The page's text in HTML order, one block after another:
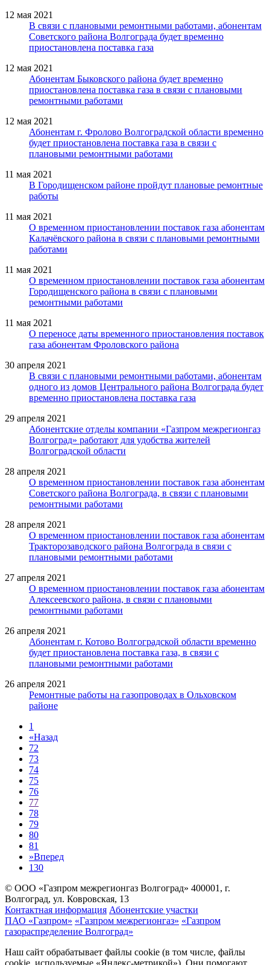
12 мая 2021
В связи с плановыми ремонтными работами, абонентам
Советского района Волгограда будет временно
приостановлена поставка газа
12 мая 2021
Абонентам Быковского района будет временно
приостановлена поставка газа в связи с плановыми
ремонтными работами
12 мая 2021
Абонентам г. Фролово Волгоградской области временно
будет приостановлена поставка газа в связи с
плановыми ремонтными работами
11 мая 2021
В Городищенском районе пройдут плановые ремонтные
работы
11 мая 2021
О временном приостановлении поставок газа абонентам
Калачёвского района в связи с плановыми ремонтными
работами
11 мая 2021
О временном приостановлении поставок газа абонентам
Городищенского района в связи с плановыми
ремонтными работами
11 мая 2021
О переносе даты временного приостановления поставок
газа абонентам Фроловского района
30 апреля 2021
В связи с плановыми ремонтными работами, абонентам
одного из домов Центрального района Волгограда будет
временно приостановлена поставка газа
29 апреля 2021
Абонентские отделы компании «Газпром межрегионгаз
Волгоград» работают для удобства жителей
Волгоградской области
28 апреля 2021
О временном приостановлении поставок газа абонентам
Советского района Волгограда, в связи с плановыми
ремонтными работами
28 апреля 2021
О временном приостановлении поставок газа абонентам
Тракторозаводского района Волгограда в связи с
плановыми ремонтными работами
27 апреля 2021
О временном приостановлении поставок газа абонентам
Алексеевского района, в связи с плановыми
ремонтными работами
26 апреля 2021
Абонентам г. Котово Волгоградской области временно
будет приостановлена поставка газа, в связи с
плановыми ремонтными работами
26 апреля 2021
Ремонтные работы на газопроводах в Ольховском
районе
1
«Назад
72
73
74
75
76
77
78
79
80
81
»Вперед
130
© ООО «Газпром межрегионгаз Волгоград» 400001, г.
Волгоград, ул. Ковровская, 13
Контактная информация Абонентские участки
ПАО «Газпром» «Газпром межрегионгаз» «Газпром
газораспределение Волгоград»
Наш сайт обрабатывает файлы cookie (в том числе, файлы
cookie, используемые «Яндекс-метрикой»). Они помогают